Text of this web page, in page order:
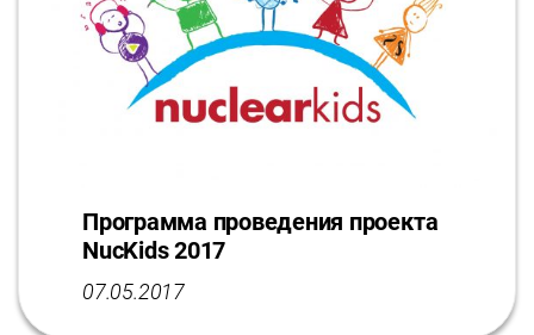
Программа проведения проекта
NucKids 2017
07.05.2017